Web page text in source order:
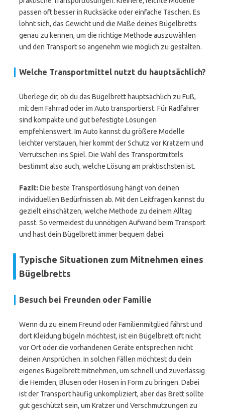
passen oft besser in Rucksäcke oder einfache Taschen. Es
lohnt sich, das Gewicht und die Maße deines Bügelbretts
genau zu kennen, um die richtige Methode auszuwählen
und den Transport so angenehm wie möglich zu gestalten.
Welche Transportmittel nutzt du hauptsächlich?
Überlege dir, ob du das Bügelbrett hauptsächlich zu Fuß,
mit dem Fahrrad oder im Auto transportierst. Für Radfahrer
sind kompakte und gut befestigte Lösungen
empfehlenswert. Im Auto kannst du größere Modelle
leichter verstauen, hier kommt der Schutz vor Kratzern und
Verrutschen ins Spiel. Die Wahl des Transportmittels
bestimmt also auch, welche Lösung am praktischsten ist.
Fazit: Die beste Transportlösung hängt von deinen
individuellen Bedürfnissen ab. Mit den Leitfragen kannst du
gezielt einschätzen, welche Methode zu deinem Alltag
passt. So vermeidest du unnötigen Aufwand beim Transport
und hast dein Bügelbrett immer bequem dabei.
Typische Situationen zum Mitnehmen eines
Bügelbretts
Besuch bei Freunden oder Familie
Wenn du zu einem Freund oder Familienmitglied fährst und
dort Kleidung bügeln möchtest, ist ein Bügelbrett oft nicht
vor Ort oder die vorhandenen Geräte entsprechen nicht
deinen Ansprüchen. In solchen Fällen möchtest du dein
eigenes Bügelbrett mitnehmen, um schnell und zuverlässig
die Hemden, Blusen oder Hosen in Form zu bringen. Dabei
ist der Transport häufig unkompliziert, aber das Brett sollte
gut geschützt sein, um Kratzer und Verschmutzungen zu